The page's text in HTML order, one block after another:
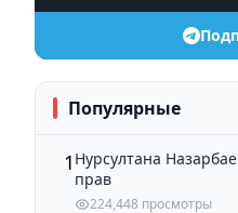
Популярные
1 Нурсултана
прав
224,448 просмотры